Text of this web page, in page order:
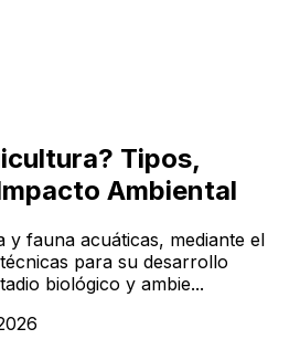
Tipos,
Ambiental
y fauna acuáticas, mediante el
para su desarrollo
biológico y ambie...